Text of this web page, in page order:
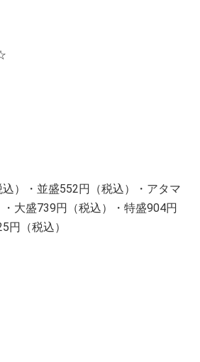
）・並盛552円（税込）・アタマ
大盛739円（税込）・特盛904円
円（税込）